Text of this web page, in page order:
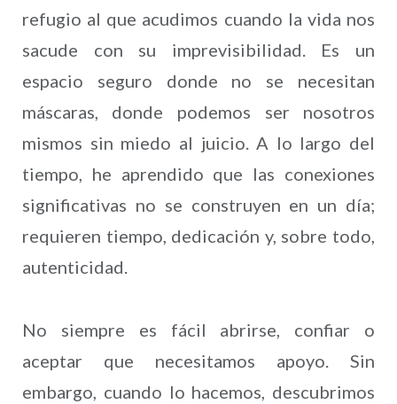
refugio al que acudimos cuando la vida nos
sacude con su imprevisibilidad. Es un
espacio seguro donde no se necesitan
máscaras, donde podemos ser nosotros
mismos sin miedo al juicio. A lo largo del
tiempo, he aprendido que las conexiones
significativas no se construyen en un día;
requieren tiempo, dedicación y, sobre todo,
autenticidad.
No siempre es fácil abrirse, confiar o
aceptar que necesitamos apoyo. Sin
embargo, cuando lo hacemos, descubrimos